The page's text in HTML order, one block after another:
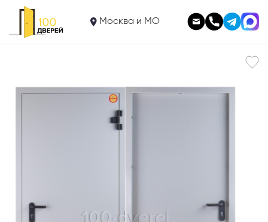
Москва и МО
Дверь противопожарная EI-60 23 800
В корзину